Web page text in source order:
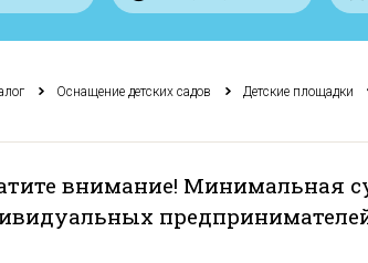
Оснащение детских садов Детские площадки
внимание! Минимальная